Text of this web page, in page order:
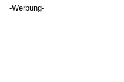
-Werbung-